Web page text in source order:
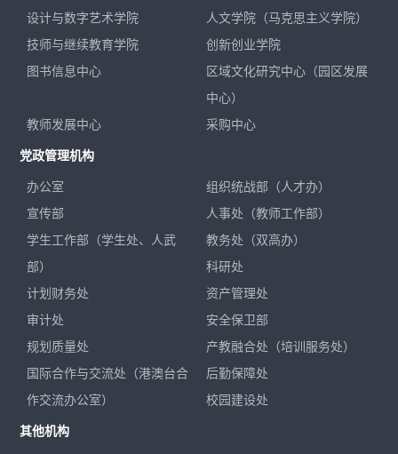
设计与数字艺术学院
人文学院（马克思主义学院）
技师与继续教育学院
创新创业学院
图书信息中心
区域文化研究中心（园区发展
中心）
教师发展中心
采购中心
党政管理机构
办公室
组织统战部（人才办）
宣传部
人事处（教师工作部）
学生工作部（学生处、人武
部）
教务处（双高办）
科研处
计划财务处
资产管理处
审计处
安全保卫部
规划质量处
产教融合处（培训服务处）
国际合作与交流处（港澳台合
作交流办公室）
后勤保障处
校园建设处
其他机构